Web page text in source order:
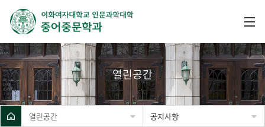
열린공간
열린공간 공지사항